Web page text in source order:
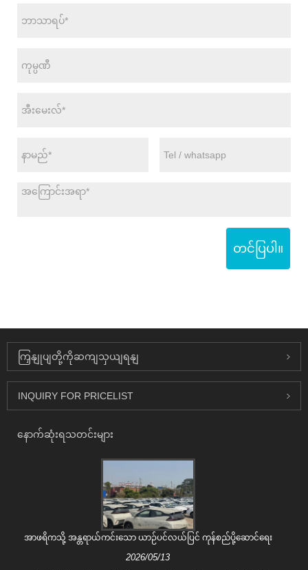
တင်ပြပါ။
ကြှနျုပျတို့ကိုဆကျသှယျရနျ
INQUIRY FOR PRICELIST
နောက်ဆုံးရသတင်းများ
အာဖရိကသို့ အန္တရာယ်ကင်းသော ယာဉ်ပင်လယ်ပြင် ကုန်စည်ပို့ဆောင်ရေး
2026/05/13